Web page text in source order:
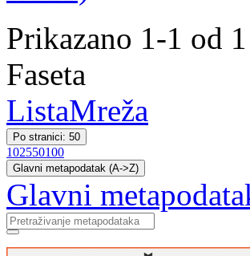
Prikazano 1-1 od
Faseta
ListaMreža
Po stranici: 50
102550100
Glavni metapodatak (A->Z)
Glavni